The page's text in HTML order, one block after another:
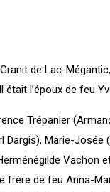
Granit de Lac-
était l’époux de feu
Trépanier
Marie-
Vachon
frère de feu Anna-